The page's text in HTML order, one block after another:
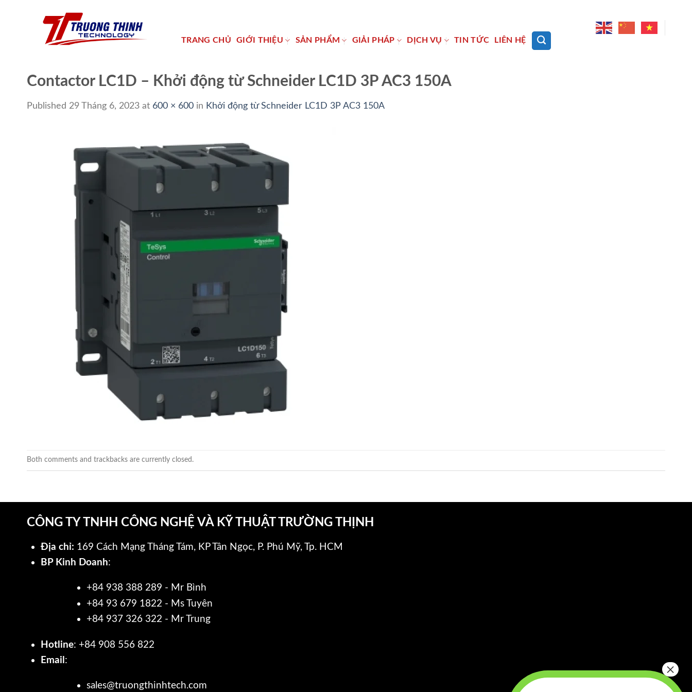
TRANG CHỦ GIỚI THIỆU SẢN PHẨM GIẢI PHÁP DỊCH VỤ TIN TỨC LIÊN HỆ
Contactor LC1D – Khởi động từ Schneider LC1D 3P AC3 150A
Published 29 Tháng 6, 2023 at 600 × 600 in Khởi động từ Schneider LC1D 3P AC3 150A
Both comments and trackbacks are currently closed.
CÔNG TY TNHH CÔNG NGHỆ VÀ KỸ THUẬT TRƯỜNG THỊNH
Địa chỉ: 169 Cách Mạng Tháng Tám, KP Tân Ngọc, P. Phú Mỹ, Tp. HCM
BP Kinh Doanh:
+84 938 388 289 - Mr Bình
+84 93 679 1822 - Ms Tuyên
+84 937 326 322 - Mr Trung
Hotline: +84 908 556 822
Email :
sales@truongthinhtech.com